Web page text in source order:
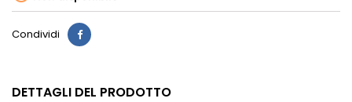
Condividi
DETTAGLI DEL PRODOTTO